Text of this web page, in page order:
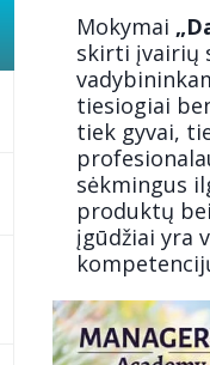
Mokymai
skirti įvairių
tiesiogiai
tiek gyvai,
sėkmingus
produktų
įgūdžiai yra